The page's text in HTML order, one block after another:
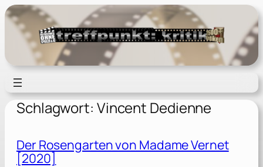
Zum
Inhalt
springen
Schlagwort: Vincent Dedienne
Der Rosengarten von Madame Vernet
[2020]